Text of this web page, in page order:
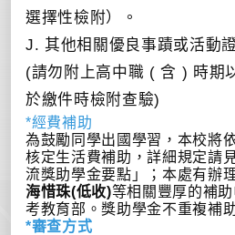
選擇性檢附）。
J. 其他相關優良事蹟或活動
(請勿附上高中職 ( 含 ) 時期
於繳件時檢附查驗)
*經費補助
為鼓勵同學出國學習，本校將
核定生活費補助，詳細規定請
流獎助學金要點」；本處有辦
海惜珠(低收)等相關豐厚的補
考教育部。獎助學金不重複補
*審查方式